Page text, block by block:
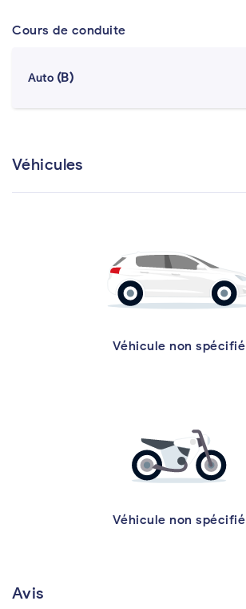
Cours de conduite
Auto (B)
Véhicules
Véhicule non spécifié
Véhicule non spécifié
Avis